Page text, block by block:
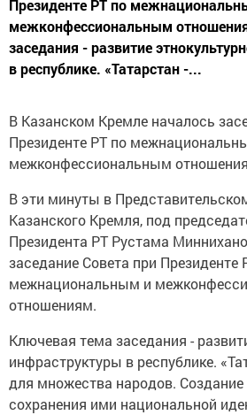
Президенте РТ по
межконфессиональным
заседания - развитие
в республике. «Татарстан -...
В Казанском Кремле началось
Президенте РТ по
межконфессиональным
В эти минуты в
Казанского Кремля, под
Президента РТ Рустама
заседание Совета при Президенте
межнациональным и
отношениям.
Ключевая тема заседания -
инфраструктуры в республике.
для множества народов. Создание
сохранения ими национальной